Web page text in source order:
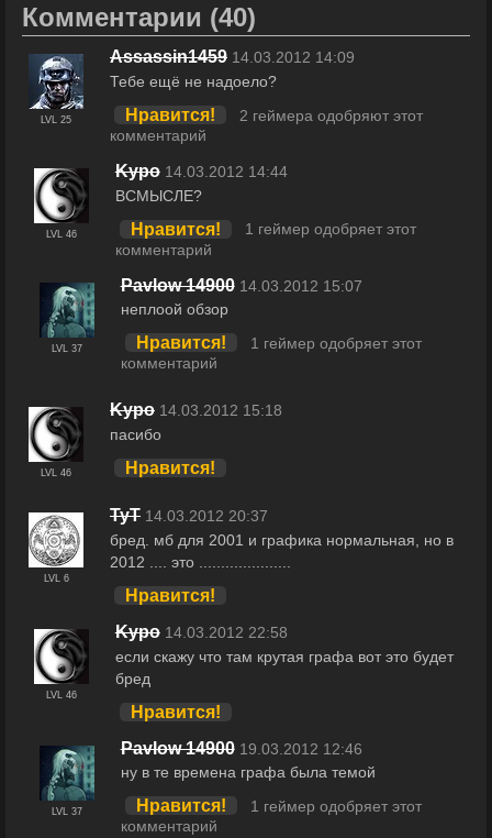
Комментарии (40)
LVL 25
Assassin1459 14.03.2012 14:09
Тебе ещё не надоело?
Нравится!
2 геймера одобряют этот
комментарий
LVL 46
Kypo 14.03.2012 14:44
ВСМЫСЛЕ?
Нравится!
1 геймер одобряет этот
комментарий
LVL 37
Pavlow 14900 14.03.2012 15:07
неплоой обзор
Нравится!
1 геймер одобряет этот
комментарий
LVL 46
Kypo 14.03.2012 15:18
пасибо
Нравится!
LVL 6
TyT 14.03.2012 20:37
бред. мб для 2001 и графика нормальная, но в
2012 .... это .....................
Нравится!
LVL 46
Kypo 14.03.2012 22:58
если скажу что там крутая графа вот это будет
бред
Нравится!
LVL 37
Pavlow 14900 19.03.2012 12:46
ну в те времена графа была темой
Нравится!
1 геймер одобряет этот
комментарий